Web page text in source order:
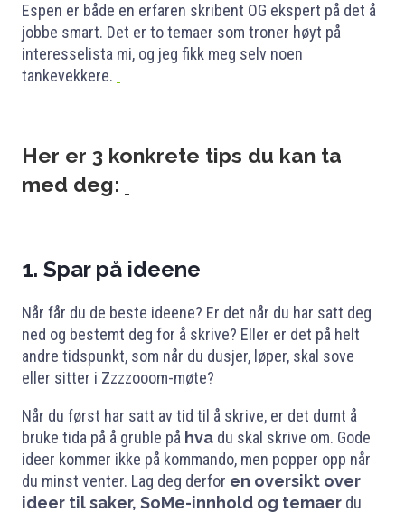
Espen er både en erfaren skribent OG ekspert på det å
jobbe smart. Det er to temaer som troner høyt på
interesselista mi, og jeg fikk meg selv noen
tankevekkere.
Her er 3 konkrete tips du kan ta
med deg:
1. Spar på ideene
Når får du de beste ideene? Er det når du har satt deg
ned og bestemt deg for å skrive? Eller er det på helt
andre tidspunkt, som når du dusjer, løper, skal sove
eller sitter i Zzzzooom-møte?
Når du først har satt av tid til å skrive, er det dumt å
bruke tida på å gruble på hva du skal skrive om. Gode
ideer kommer ikke på kommando, men popper opp når
du minst venter. Lag deg derfor en oversikt over
ideer til saker, SoMe-innhold og temaer du